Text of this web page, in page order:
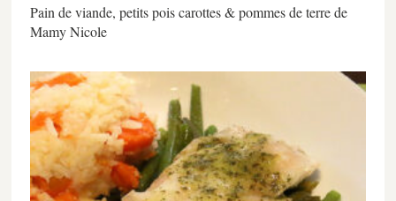
Pain de viande, petits pois carottes & pommes de terre de
Mamy Nicole